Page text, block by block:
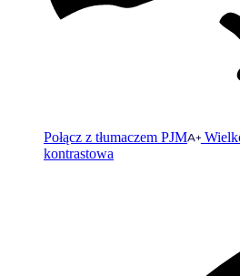
Połącz z tłumaczem PJM
kontrastowa